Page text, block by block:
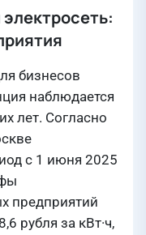
бизнесов
наблюдается
лет. Согласно
с 1 июня 2025
предприятий
рубля за кВт·ч,